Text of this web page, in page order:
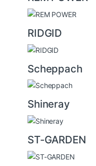
RIDGID
Scheppach
Shineray
ST-GARDEN